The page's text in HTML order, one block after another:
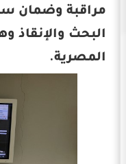
مراقبة وضمان
البحث والإنقاذ
المصرية.